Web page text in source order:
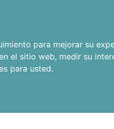
para mejorar su
el sitio web, medir su
para usted.